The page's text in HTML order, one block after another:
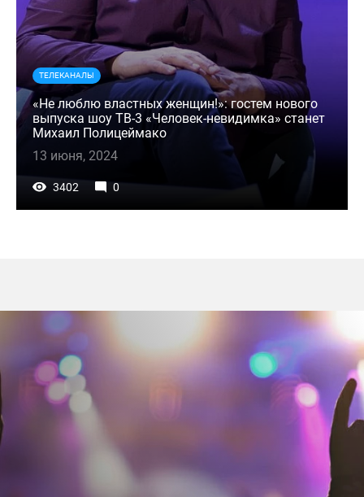
ТЕЛЕКАНАЛЫ
«Не люблю властных женщин!»: гостем нового
выпуска шоу ТВ-3 «Человек-невидимка» станет
Михаил Полицеймако
13 июня, 2024
3402 0